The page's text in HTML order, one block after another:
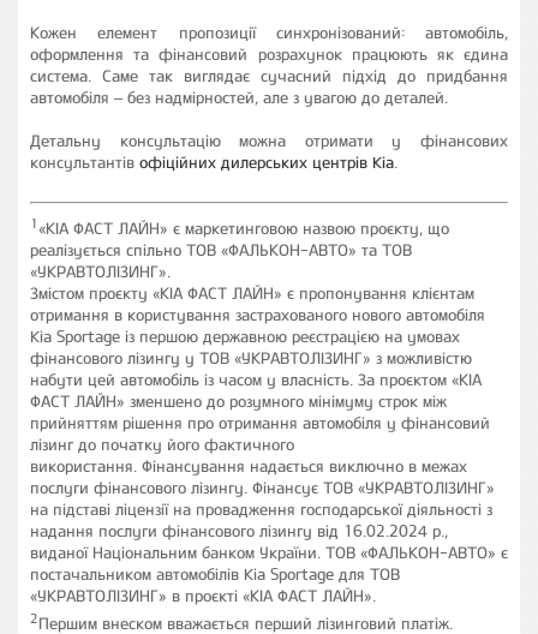
Кожен елемент пропозиції синхронізований: автомобіль,
оформлення та фінансовий розрахунок працюють як єдина
система. Саме так виглядає сучасний підхід до придбання
автомобіля – без надмірностей, але з увагою до деталей.
Детальну консультацію можна отримати у фінансових
консультантів офіційних дилерських центрів Kia
1«КІА ФАСТ ЛАЙН» є маркетинговою назвою проєкту, що
реалізується спільно ТОВ «ФАЛЬКОН-АВТО» та ТОВ
«УКРАВТОЛІЗИНГ».
Змістом проєкту «КІА ФАСТ ЛАЙН» є пропонування клієнтам
отримання в користування застрахованого нового автомобіля
Kia Sportage із першою державною реєстрацією на умовах
фінансового лізингу у ТОВ «УКРАВТОЛІЗИНГ» з можливістю
набути цей автомобіль із часом у власність. За проєктом «КІА
ФАСТ ЛАЙН» зменшено до розумного мінімуму строк між
прийняттям рішення про отримання автомобіля у фінансовий
лізинг до початку його фактичного
використання. Фінансування надається виключно в межах
послуги фінансового лізингу. Фінансує ТОВ «УКРАВТОЛІЗИНГ»
на підставі ліцензії на провадження господарської діяльності з
надання послуги фінансового лізингу від 16.02.2024 р.,
виданої Національним банком України. ТОВ «ФАЛЬКОН-АВТО» є
постачальником автомобілів Kia Sportage для ТОВ
«УКРАВТОЛІЗИНГ» в проєкті «КІА ФАСТ ЛАЙН».
2Першим внеском вважається перший лізинговий платіж.